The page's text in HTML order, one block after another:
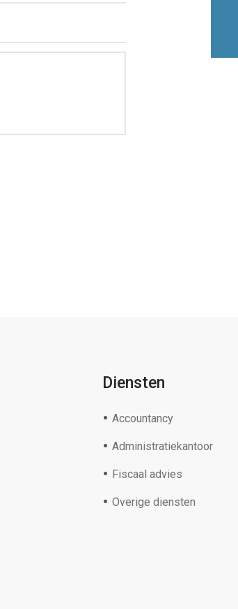
Diensten
Accountancy
Administratiekantoor
Fiscaal advies
Overige diensten